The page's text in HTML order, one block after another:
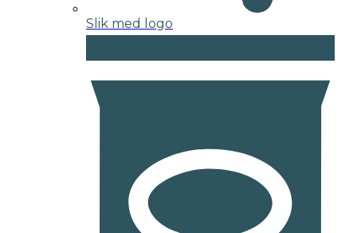
Slik med logo